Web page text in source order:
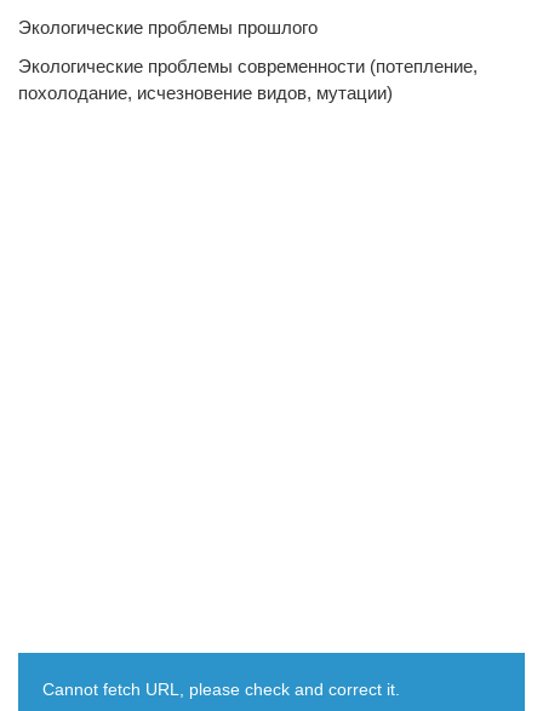
Экологические проблемы прошлого
Экологические проблемы современности (потепление,
похолодание, исчезновение видов, мутации)
Cannot fetch URL, please check and correct it.